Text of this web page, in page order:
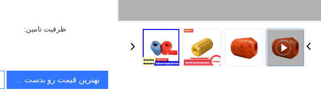
ظرفیت تامین:
بهترین قیمت رو بدست بیار